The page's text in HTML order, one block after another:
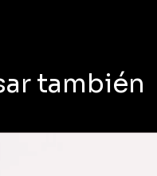
también